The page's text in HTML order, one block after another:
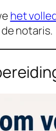
het
notaris.